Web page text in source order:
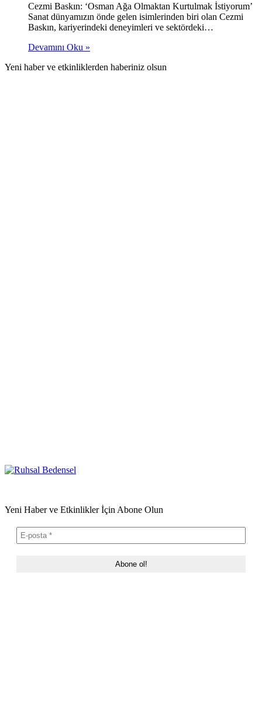
Cezmi Baskın: ‘Osman Ağa Olmaktan Kurtulmak İstiyorum’
Sanat dünyamızın önde gelen isimlerinden biri olan Cezmi
Baskın, kariyerindeki deneyimleri ve sektördeki…
Devamını Oku »
Yeni haber ve etkinliklerden haberiniz olsun
Yeni Haber ve Etkinlikler İçin Abone Olun